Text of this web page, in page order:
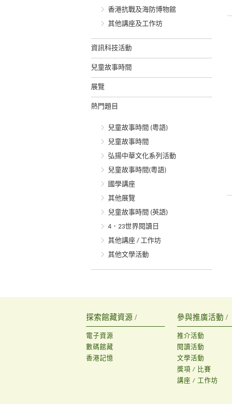
香港抗戰及海防博物館
其他講座及工作坊
資訊科技活動
兒童故事時間
展覽
熱門題目
兒童故事時間 (粵語)
兒童故事時間
弘揚中華文化系列活動
兒童故事時間(粵語)
國學講座
其他展覽
兒童故事時間 (英語)
4．23世界閱讀日
其他講座 / 工作坊
其他文學活動
探索館藏資源 /
電子資源
數碼館藏
香港記憶
參與推廣活動 /
推介活動
閱讀活動
文學活動
獎項 / 比賽
講座 / 工作坊